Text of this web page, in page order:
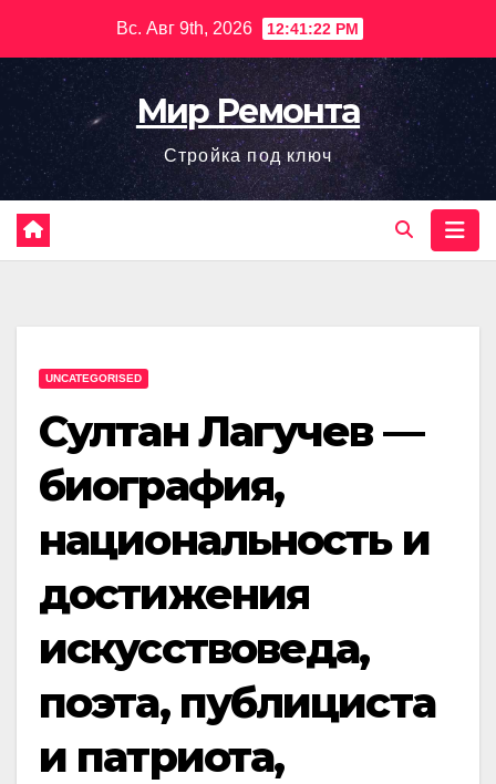
содержимому
Вс. Авг 9th, 2026 12:41:23 PM
Мир Ремонта
Стройка под ключ
UNCATEGORISED
Султан Лагучев —
биография,
национальность и
достижения
искусствоведа,
поэта, публициста
и патриота,